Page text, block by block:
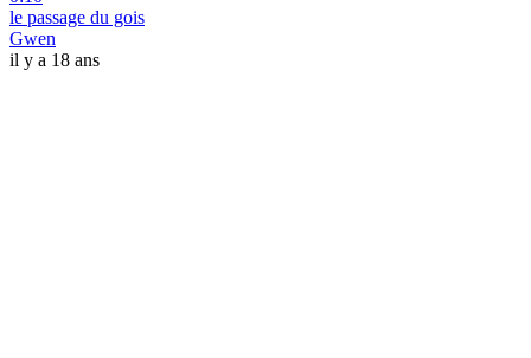
le passage du gois
Gwen
il y a 18 ans